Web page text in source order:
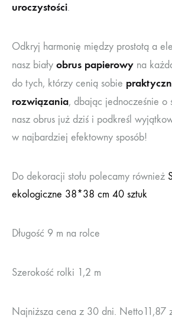
uroczystości.
Odkryj harmonię między prostotą a
nasz biały obrus papierowy na
do tych, którzy cenią sobie
rozwiązania, dbając jednocześnie o
nasz obrus już dziś i podkreśl
w najbardziej efektowny sposób!
Do dekoracji stołu polecamy również
ekologiczne 38*38 cm 40 sztuk
Długość 9 m na rolce
Szerokość rolki 1,2 m
Najniższa cena z 30 dni. Netto11,87